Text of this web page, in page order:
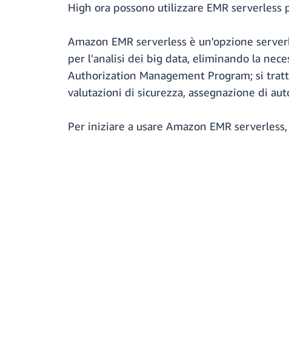
High ora possono utilizzare EMR
Amazon EMR serverless è un'opzione
per l'analisi dei big data, eliminando la
Authorization Management Program; si
valutazioni di sicurezza, assegnazione di
Per iniziare a usare Amazon EMR